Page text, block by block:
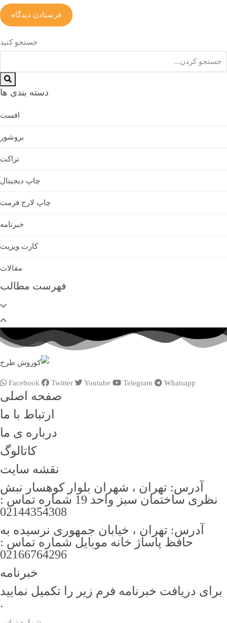
جستجو کنید
دسته بندی ها
افست
بروشور
تراکت
چاپ دیجیتال
چاپ لارج فرمت
خبرنامه
کارت ویزیت
مقالات
فهرست مطالب
Facebook Twitter Youtube Telegram Whatsapp
صفحه اصلی
ارتباط با ما
درباره ی ما
کاتالوگ
نقشه سایت
آدرس: تهران ، شهران بلوار کوهسار نبش
نظری ساختمان سبز واحد 19 شماره تماس :
02144354308
آدرس: تهران ، خیابان جمهوری نرسیده به
حافظ پاساژ خانه موبایل شماره تماس :
02166764296
خبرنامه
دریافت خبرنامه فرم زیر را تکمیل نمایید